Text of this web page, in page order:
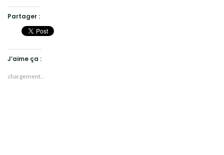
Partager :
J’aime ça :
chargement…